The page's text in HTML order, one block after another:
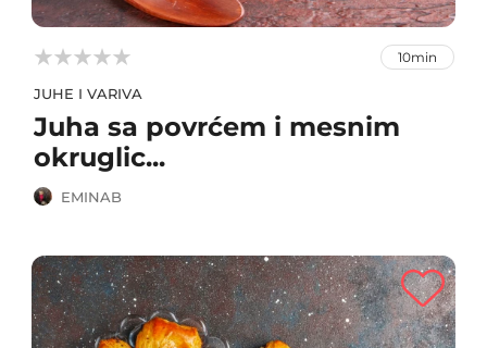


 10min
JUHE I VARIVA
Juha sa povrćem i mesnim
okruglic...
EMINAB